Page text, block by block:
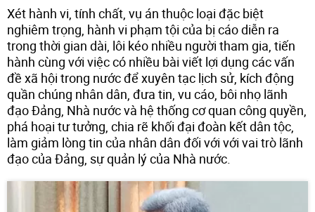
Xét hành vi, tính chất, vụ án thuộc loại đặc biệt
nghiêm trọng, hành vi phạm tội của bị cáo diễn ra
trong thời gian dài, lôi kéo nhiều người tham gia, tiến
hành cùng với việc có nhiều bài viết lợi dụng các vấn
đề xã hội trong nước để xuyên tạc lịch sử, kích động
quần chúng nhân dân, đưa tin, vu cáo, bôi nhọ lãnh
đạo Đảng, Nhà nước và hệ thống cơ quan công quyền,
phá hoại tư tưởng, chia rẽ khối đại đoàn kết dân tộc,
làm giảm lòng tin của nhân dân đối với với vai trò lãnh
đạo của Đảng, sự quản lý của Nhà nước.